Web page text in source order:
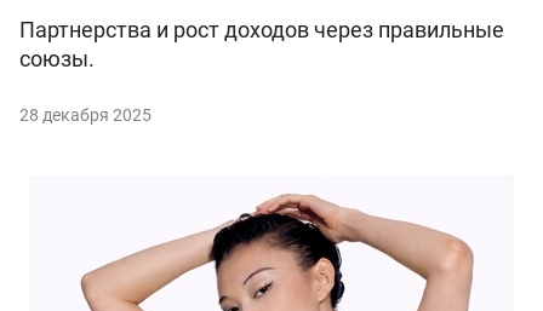
Партнерства и рост доходов через правильные
союзы.
28 декабря 2025